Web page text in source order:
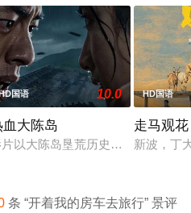
拉经历了一连串的冒险——并走向
HD国语 10.0
血大陈岛
以大陈岛垦荒历史为创作底色，
HD国语
走马观花
新波，丁
条 “开着我的房车去旅行” 景评